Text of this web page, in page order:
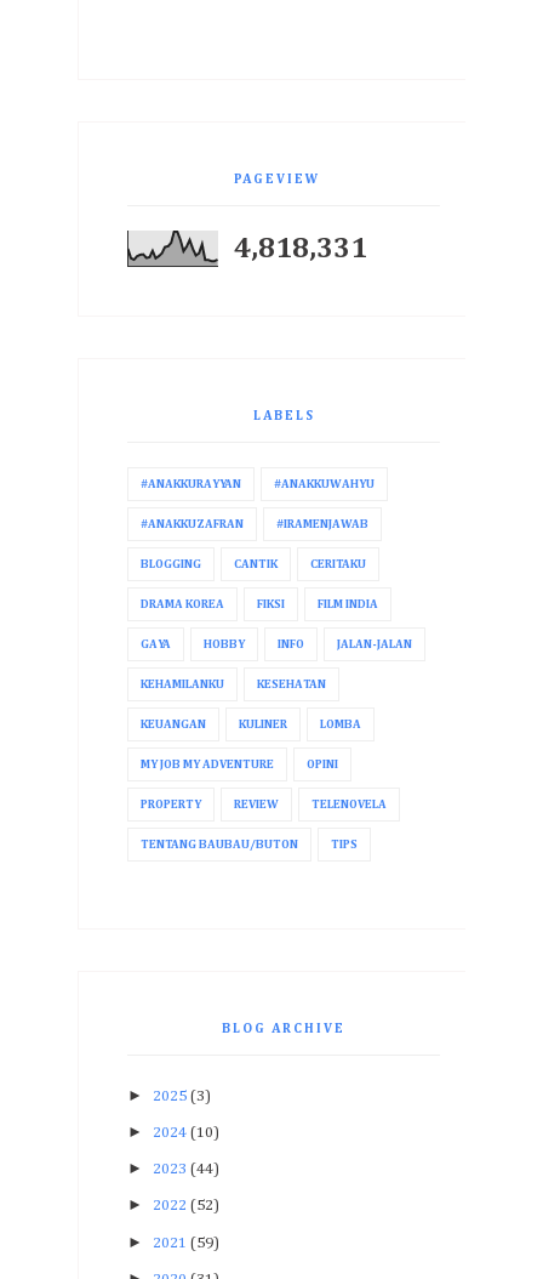
PAGEVIEW
4,818,331
LABELS
#ANAKKURAYYAN #ANAKKUWAHYU
#ANAKKUZAFRAN #IRAMENJAWAB
BLOGGING CANTIK CERITAKU
DRAMA KOREA FIKSI FILM INDIA
GAYA HOBBY INFO JALAN-JALAN
KEHAMILANKU KESEHATAN
KEUANGAN KULINER LOMBA
MY JOB MY ADVENTURE OPINI
PROPERTY REVIEW TELENOVELA
TENTANG BAUBAU/BUTON TIPS
BLOG ARCHIVE
► 2025 (3)
► 2024 (10)
► 2023 (44)
► 2022 (52)
► 2021 (59)